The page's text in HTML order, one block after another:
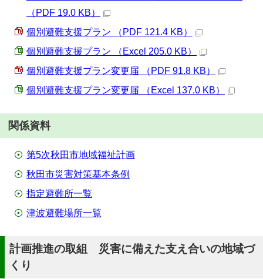
（PDF 19.0 KB）
個別避難支援プラン （PDF 121.4 KB）
個別避難支援プラン （Excel 205.0 KB）
個別避難支援プラン変更届 （PDF 91.8 KB）
個別避難支援プラン変更届 （Excel 137.0 KB）
関係資料
第5次秋田市地域福祉計画
秋田市災害対策基本条例
指定避難所一覧
津波避難場所一覧
計画推進の取組 災害に備えた支え合いの地域づ
くり